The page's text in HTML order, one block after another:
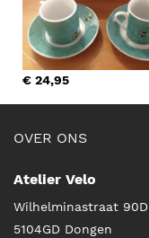
€ 24,95
OVER ONS
Atelier Velo
Wilhelminastraat 90D
5104GD Dongen